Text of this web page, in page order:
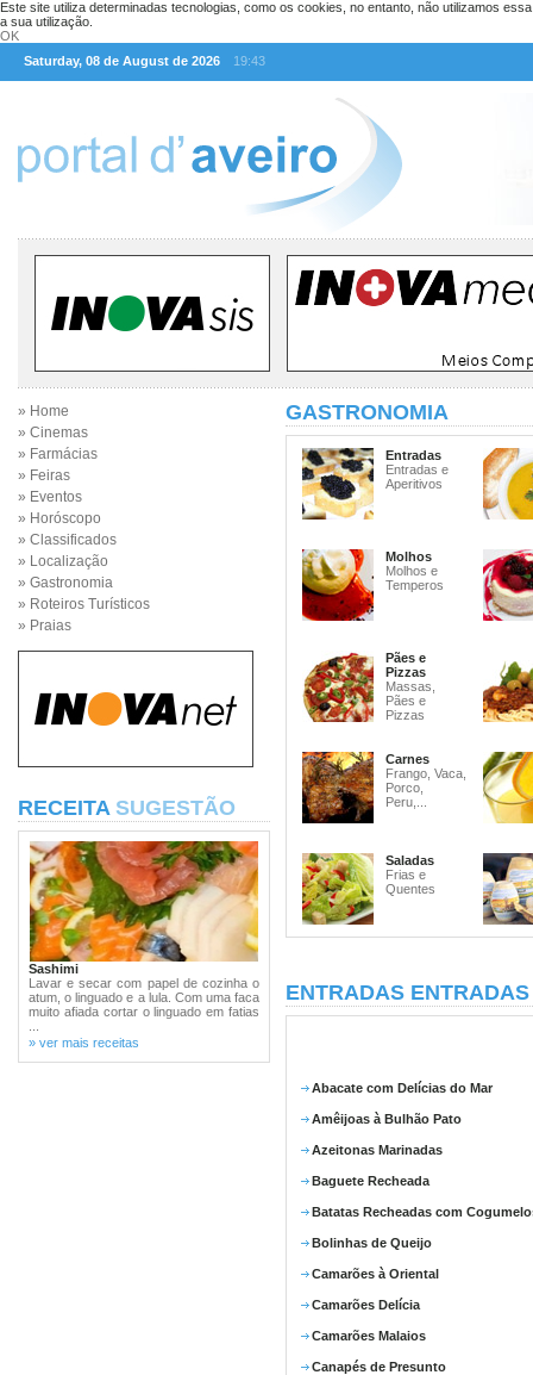
Este site utiliza determinadas tecnologias, como os cookies, no entanto, não utilizamos
a sua utilização.
OK
Saturday, 08 de August de 2026
19:43
» Home
» Cinemas
» Farmácias
» Feiras
» Eventos
» Horóscopo
» Classificados
» Localização
» Gastronomia
» Roteiros Turísticos
» Praias
RECEITA SUGESTÃO
Sashimi
Lavar e secar com papel de cozinha o
atum, o linguado e a lula. Com uma faca
muito afiada cortar o linguado em fatias
» ver mais receitas
GASTRONOMIA
Entradas
Entradas e
Aperitivos
Molhos
Molhos e
Temperos
Pães e
Pizzas
Massas,
Pães e
Pizzas
Carnes
Frango, Vaca,
Porco,
Peru,...
Saladas
Frias e
Quentes
ENTRADAS
Abacate com Delícias do Mar
Amêijoas à Bulhão Pato
Azeitonas Marinadas
Baguete Recheada
Batatas Recheadas com
Bolinhas de Queijo
Camarões à Oriental
Camarões Delícia
Camarões Malaios
Canapés de Presunto